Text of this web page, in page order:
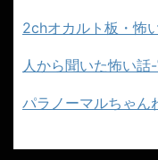
2chオカルト板・怖
人から聞いた怖い
パラノーマルちゃ